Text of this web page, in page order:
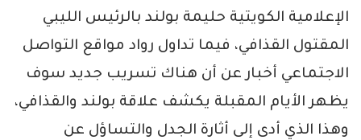
الإعلامية الكويتية حليمة بولند بالرئيس الليبي
المقتول القذافي، فيما تداول رواد مواقع التواصل
الاجتماعي أخبار عن أن هناك تسريب جديد سوف
يظهر الأيام المقبلة يكشف علاقة بولند والقذافي،
وهذا الذي أدى إلى أثارة الجدل والتساؤل عن